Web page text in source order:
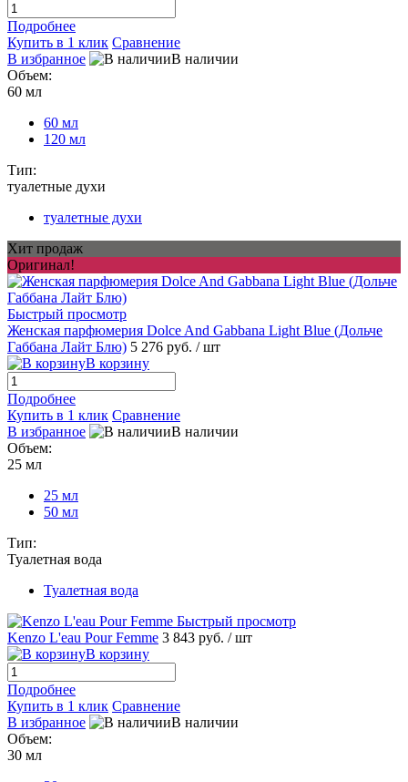
Подробнее
Купить в 1 клик Сравнение
В избранное
В наличии
Объем:
60 мл
60 мл
120 мл
Тип:
туалетные духи
туалетные духи
Хит продаж
Оригинал!
Быстрый просмотр
Женская парфюмерия Dolce And Gabbana Light Blue (Дольче
Габбана Лайт Блю) 5 276 руб. / шт
В корзину
Подробнее
Купить в 1 клик Сравнение
В избранное
В наличии
Объем:
25 мл
25 мл
50 мл
Тип:
Туалетная вода
Туалетная вода
Быстрый просмотр
Kenzo L'eau Pour Femme 3 843 руб. / шт
В корзину
Подробнее
Купить в 1 клик Сравнение
В избранное
В наличии
Объем:
30 мл